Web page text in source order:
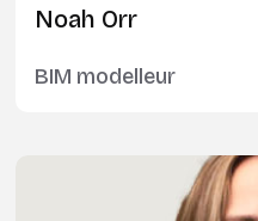
Noah Orr
BIM modelleur